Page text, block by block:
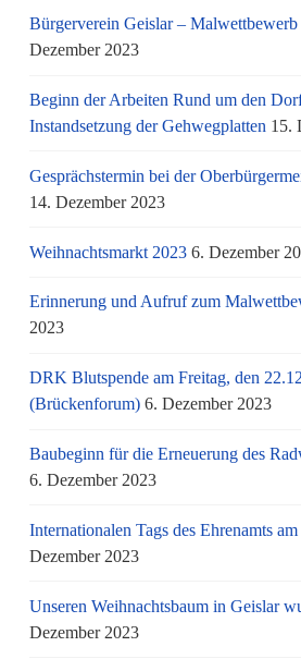
Bürgerverein Geislar – Malwettbewerb
Dezember 2023
Beginn der Arbeiten Rund um den
Instandsetzung der Gehwegplatten 15.
Gesprächstermin bei der
14. Dezember 2023
Weihnachtsmarkt 2023 6. Dezember
Erinnerung und Aufruf zum
2023
DRK Blutspende am Freitag, den
(Brückenforum) 6. Dezember 2023
Baubeginn für die Erneuerung des
6. Dezember 2023
Internationalen Tags des Ehrenamts
Dezember 2023
Unseren Weihnachtsbaum in Geislar
Dezember 2023